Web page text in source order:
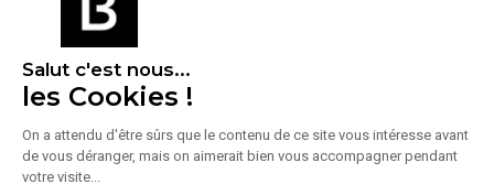
Salut c'est nous...
les Cookies !
On a attendu d'être sûrs que le contenu de ce site vous intéresse avant
de vous déranger, mais on aimerait bien vous accompagner pendant
votre visite...